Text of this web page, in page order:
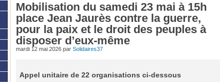
Mobilisation du samedi 23 mai à 15h
place Jean Jaurès contre la guerre,
pour la paix et le droit des peuples à
disposer d’eux-même
mardi 12 mai 2026 par Solidaires37
Appel unitaire de 22 organisations ci-dessous